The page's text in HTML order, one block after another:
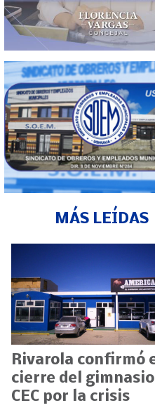
MÁS LEÍDAS
Rivarola confirmó
cierre del
CEC por la crisis